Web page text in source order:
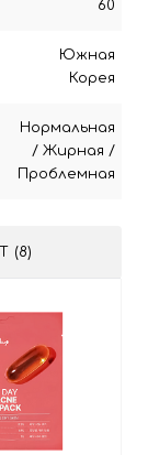
60
Южная
Корея
Нормальная
/ Жирная /
Проблемная
(8)